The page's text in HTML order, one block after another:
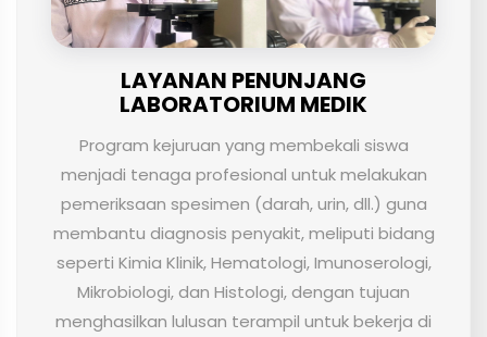
LAYANAN PENUNJANG
LABORATORIUM MEDIK
Program kejuruan yang membekali siswa
menjadi tenaga profesional untuk melakukan
pemeriksaan spesimen (darah, urin, dll.) guna
membantu diagnosis penyakit, meliputi bidang
seperti Kimia Klinik, Hematologi, Imunoserologi,
Mikrobiologi, dan Histologi, dengan tujuan
menghasilkan lulusan terampil untuk bekerja di